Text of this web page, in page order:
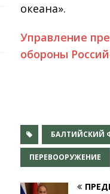
океана».
Управление
обороны
БАЛТИЙСКИЙ
ПЕРЕВООРУЖЕНИЕ